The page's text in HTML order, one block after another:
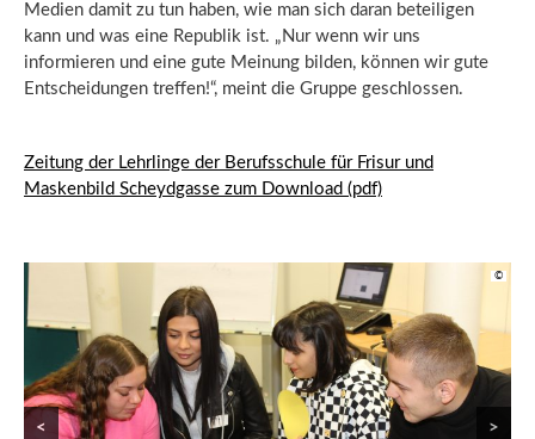
Medien damit zu tun haben, wie man sich daran beteiligen
kann und was eine Republik ist. „Nur wenn wir uns
informieren und eine gute Meinung bilden, können wir gute
Entscheidungen treffen!“, meint die Gruppe geschlossen.
Zeitung der Lehrlinge der Berufsschule für Frisur und
Maskenbild Scheydgasse zum Download (pdf)
©
©
©
©
< >